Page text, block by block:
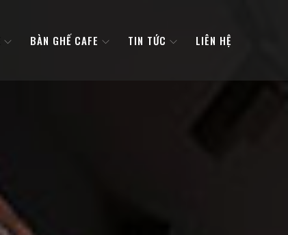
BÀN GHẾ CAFE TIN TỨC LIÊN HỆ